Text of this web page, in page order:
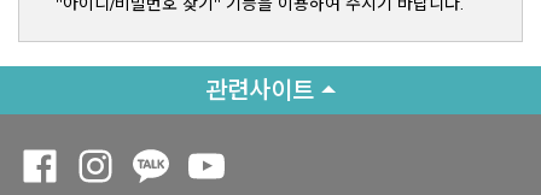
관련사이트
Opens a new window
Opens a new window
Opens a new window